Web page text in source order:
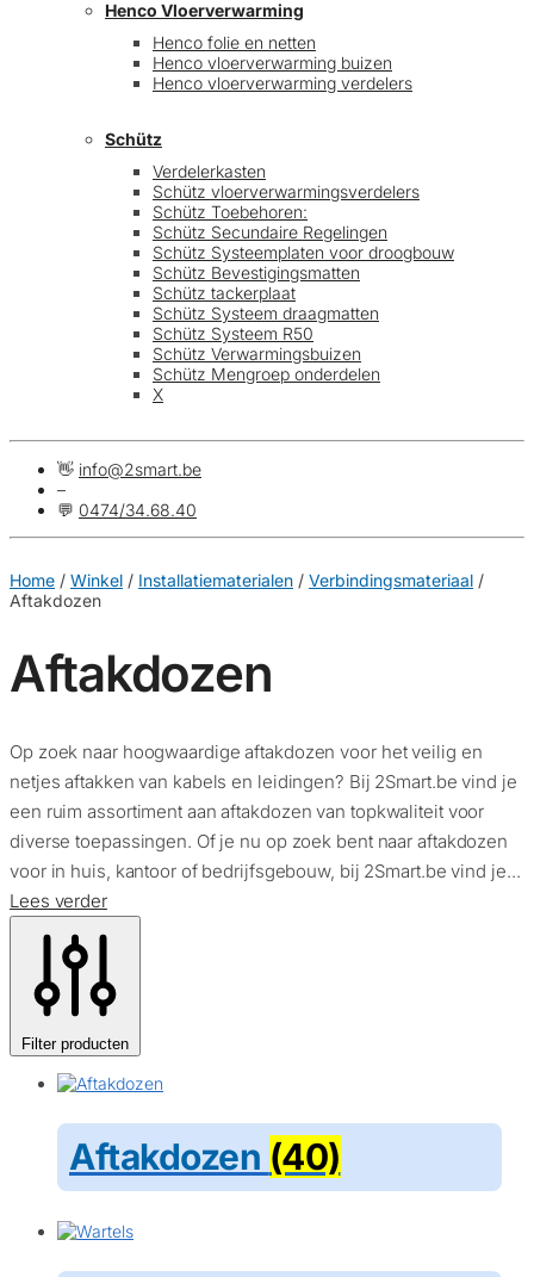
Henco Vloerverwarming
Henco folie en netten
Henco vloerverwarming buizen
Henco vloerverwarming verdelers
Schütz
Verdelerkasten
Schütz vloerverwarmingsverdelers
Schütz Toebehoren:
Schütz Secundaire Regelingen
Schütz Systeemplaten voor droogbouw
Schütz Bevestigingsmatten
Schütz tackerplaat
Schütz Systeem draagmatten
Schütz Systeem R50
Schütz Verwarmingsbuizen
Schütz Mengroep onderdelen
X
👋 info@2smart.be
–
💬 0474/34.68.40
Home / Winkel / Installatiematerialen / Verbindingsmateriaal /
Aftakdozen
Aftakdozen
Op zoek naar hoogwaardige aftakdozen voor het veilig en
netjes aftakken van kabels en leidingen? Bij 2Smart.be vind je
een ruim assortiment aan aftakdozen van topkwaliteit voor
diverse toepassingen. Of je nu op zoek bent naar aftakdozen
voor in huis, kantoor of bedrijfsgebouw, bij 2Smart.be vind je...
Lees verder
Filter producten
Aftakdozen (40)